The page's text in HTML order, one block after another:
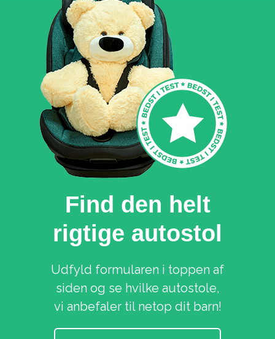
Find den helt
rigtige autostol
Udfyld formularen i toppen af
siden og se hvilke autostole,
vi anbefaler til netop dit barn!